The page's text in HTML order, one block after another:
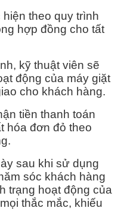
theo quy trình
hợp đồng cho tất
kỹ thuật viên sẽ
động của máy giặt
cho khách hàng.
tiền thanh toán
hóa đơn đỏ theo
sau khi sử dụng
sóc khách hàng
trạng hoạt động của
thắc mắc, khiếu